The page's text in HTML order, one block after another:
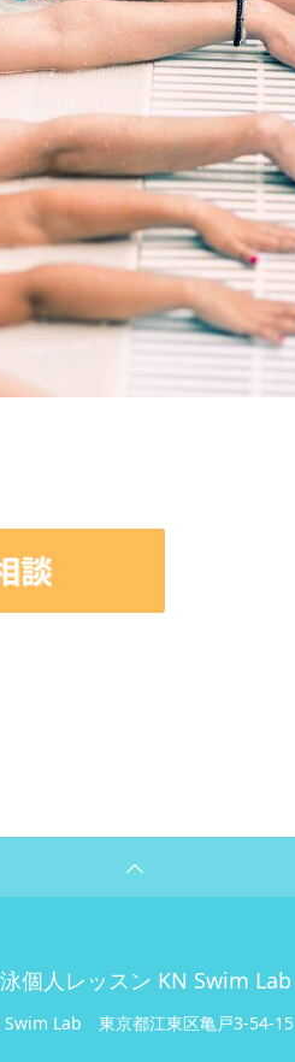
個人レッスン KN Swim Lab
Swim Lab 東京都江東区亀戸3-54-15